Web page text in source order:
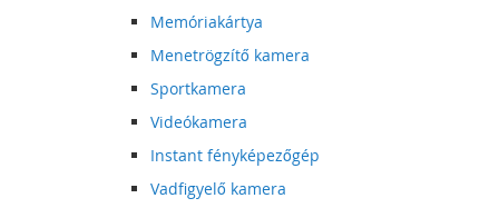
Memóriakártya
Menetrögzítő kamera
Sportkamera
Videókamera
Instant fényképezőgép
Vadfigyelő kamera